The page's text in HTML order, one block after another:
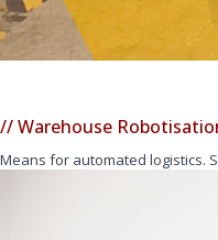
// Warehouse
Means for automated logistics.